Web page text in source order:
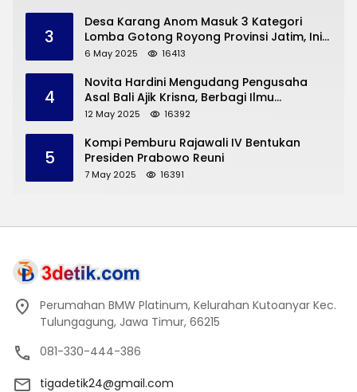
3
Desa Karang Anom Masuk 3 Kategori
Lomba Gotong Royong Provinsi Jatim, Ini
yang Disampaikan Sekda Trenggalek
6 May 2025 16413
4
Novita Hardini Mengudang Pengusaha
Asal Bali Ajik Krisna, Berbagi Ilmu
Pengembangan Pariwisata dan UMKM
12 May 2025 16392
5
Kompi Pemburu Rajawali IV Bentukan
Presiden Prabowo Reuni
7 May 2025 16391
Perumahan BMW Platinum, Kelurahan Kutoanyar Kec.
Tulungagung, Jawa Timur, 66215
081-330-444-386
tigadetik24@gmail.com